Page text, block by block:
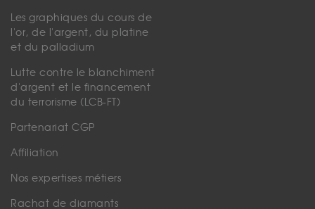
Les graphiques du cours de
l'or, de l'argent, du platine
et du palladium
Lutte contre le blanchiment
d'argent et le financement
du terrorisme (LCB-FT)
Partenariat CGP
Affiliation
Nos expertises métiers
Rachat de diamants